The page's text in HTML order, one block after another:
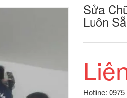
Sửa
Luôn
Hotline: 0975